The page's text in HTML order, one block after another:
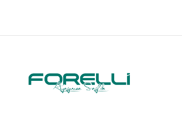
Bağcıksız erkek ayakkabı tercih edenler
Forelli Erkek Loafer
Forelli erkek ayakkabı koleksiyonu, uzun